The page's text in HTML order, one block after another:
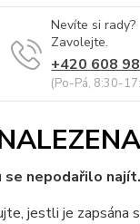
Nevíte si rady?
Zavolejte.
+420 608
(Po-Pá, 8:30-
se nepodařilo najít.
jestli je zapsána